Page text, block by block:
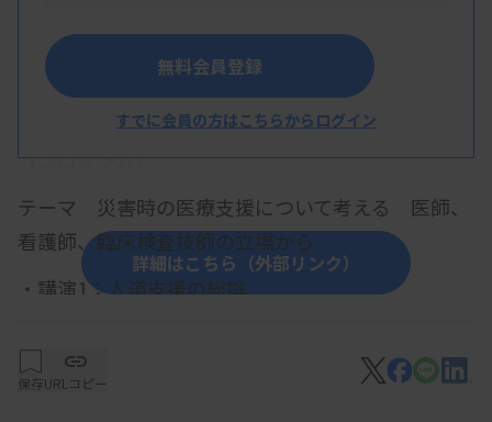
概 要
【プログラム】
テーマ 災害時の医療支援について考える 医師、
看護師、臨床検査技師の立場から
・講演1：人道支援の総論
HuMA）
詳細はこちら（外部リンク）
無料会員登録
すでに会員の方はこちらからログイン
保存URLコピー